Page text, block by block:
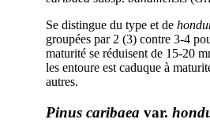
Se distingue du type et de
groupées par 2 (3) contre 3-4
maturité se réduisent de 15-20
les entoure est caduque à
autres.
Pinus caribaea var.